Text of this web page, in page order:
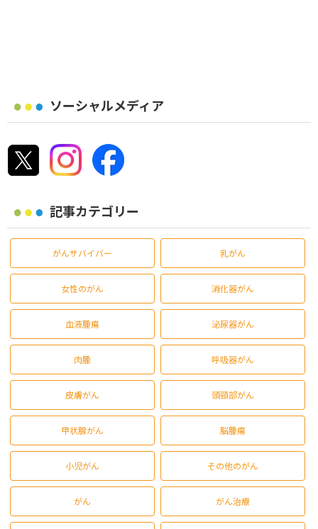
ソーシャルメディア
記事カテゴリー
がんサバイバー 乳がん
女性のがん 消化器がん
血液腫瘍 泌尿器がん
肉腫 呼吸器がん
皮膚がん 頭頸部がん
甲状腺がん 脳腫瘍
小児がん その他のがん
がん がん治療